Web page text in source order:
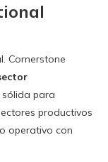
Cornerstone
para
productivos
operativo con